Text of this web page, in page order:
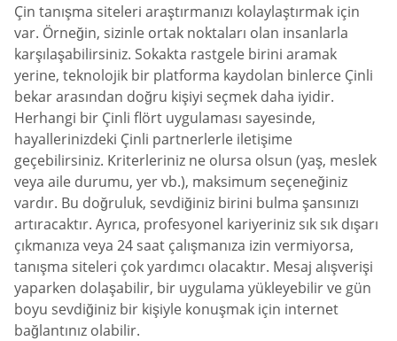
Çin tanışma siteleri araştırmanızı kolaylaştırmak için
var. Örneğin, sizinle ortak noktaları olan insanlarla
karşılaşabilirsiniz. Sokakta rastgele birini aramak
yerine, teknolojik bir platforma kaydolan binlerce Çinli
bekar arasından doğru kişiyi seçmek daha iyidir.
Herhangi bir Çinli flört uygulaması sayesinde,
hayallerinizdeki Çinli partnerlerle iletişime
geçebilirsiniz. Kriterleriniz ne olursa olsun (yaş, meslek
veya aile durumu, yer vb.), maksimum seçeneğiniz
vardır. Bu doğruluk, sevdiğiniz birini bulma şansınızı
artıracaktır. Ayrıca, profesyonel kariyeriniz sık sık dışarı
çıkmanıza veya 24 saat çalışmanıza izin vermiyorsa,
tanışma siteleri çok yardımcı olacaktır. Mesaj alışverişi
yaparken dolaşabilir, bir uygulama yükleyebilir ve gün
boyu sevdiğiniz bir kişiyle konuşmak için internet
bağlantınız olabilir.